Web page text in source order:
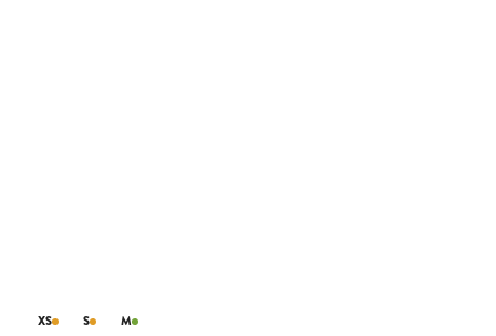
XS S M